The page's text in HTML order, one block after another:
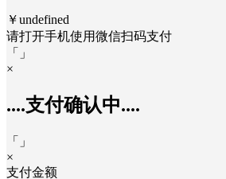
￥undefined
请打开手机使用微信扫码支付
「
」
×
....支付确认中....
「
」
×
支付金额